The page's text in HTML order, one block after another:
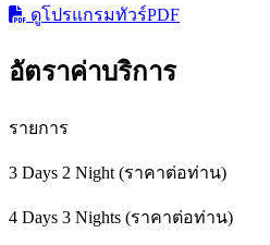
ดูโปรแกรมทัวร์PDF
อัตราค่าบริการ
รายการ
3 Days 2 Night (ราคาต่อท่าน)
4 Days 3 Nights (ราคาต่อท่าน)